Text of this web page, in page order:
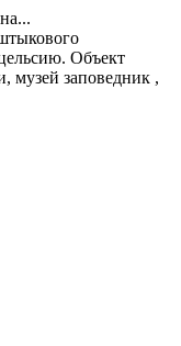
Объект
музей заповедник ,